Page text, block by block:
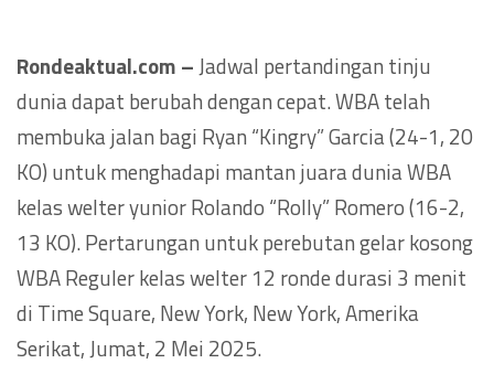
Rondeaktual.com –Jadwal pertandingan tinju
dunia dapat berubah dengan cepat. WBA telah
membuka jalan bagi Ryan “Kingry” Garcia (24-1, 20
KO) untuk menghadapi mantan juara dunia WBA
kelas welter yunior Rolando “Rolly” Romero (16-2,
13 KO). Pertarungan untuk perebutan gelar kosong
WBA Reguler kelas welter 12 ronde durasi 3 menit
di Time Square, New York, New York, Amerika
Serikat, Jumat, 2 Mei 2025.